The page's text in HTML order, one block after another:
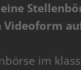
Videoform
im